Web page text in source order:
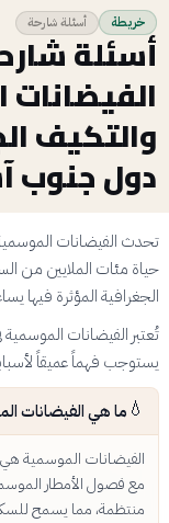
خريطة أسئلة شارحة
أسئلة
والتكيف
دول جنوب
تحدث الفيضانات
حياة مئات الملايين من
الجغرافية المؤثرة فيها
تُعتبر الفيضانات
يستوجب فهماً عميقاً
💧 ما هي الفيضانات
الفيضانات الموسمية
مع فصول الأمطار
منتظمة، مما يسمح